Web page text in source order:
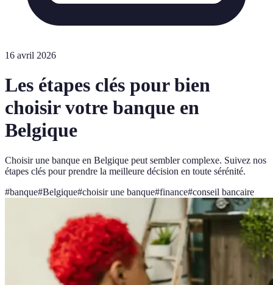
16 avril 2026
Les étapes clés pour bien
choisir votre banque en
Belgique
Choisir une banque en Belgique peut sembler complexe. Suivez nos
étapes clés pour prendre la meilleure décision en toute sérénité.
#banque#Belgique#choisir une banque#finance#conseil bancaire